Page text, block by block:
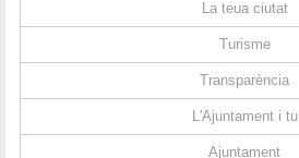
La teua ciutat
Turisme
Transparència
L'Ajuntament i tu
Ajuntament